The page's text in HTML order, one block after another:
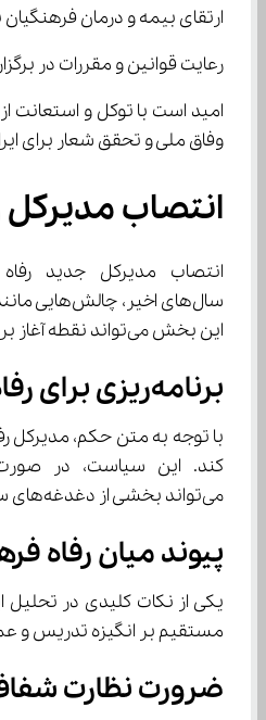
ارتقای بیمه و درمان
رعایت قوانین و مقررات در
وفاق ملی و تحقق شعار برای
انتصاب
این بخش می‌تواند نقطه آغاز برنامه‌ای جامع برای بهبود وضعیت رفاه و رضایت شغلی فرهنگیان باشد.
برنامه‌ریزی برای رفاه فرهنگیان؛ از بیمه تا مسکن
با توجه به متن حکم، مدیرکل
می‌تواند بخشی از دغدغه‌های سال‌های اخیر فرهنگیان را کاهش دهد.
پیوند میان رفاه
مستقیم بر انگیزه تدریس و عملکرد آموزشی آن‌ها اثرگذار است. بنابراین تقویت رفاه فرهنگیان نه‌تنها اقدامی
ضرورت نظارت